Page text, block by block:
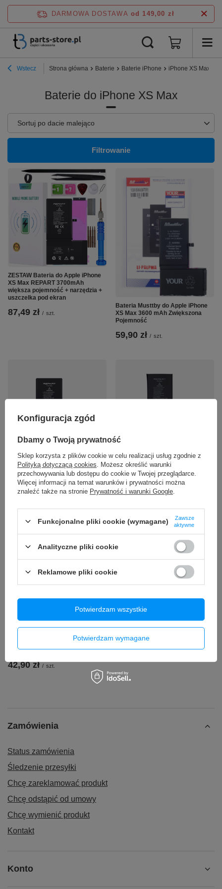
DARMOWA DOSTAWA od 149,00 zł
Wstecz Strona główna Baterie Baterie iPhone iPhone XS Max
Baterie do iPhone XS Max
Zmień sortowanie
Sortuj po dacie malejąco
Filtrowanie
ZESTAW Bateria do Apple iPhone
XS Max REPART 3700mAh
większa pojemność + narzędzia +
uszczelka pod ekran
87,49 zł / szt.
Bateria Musttby do Apple iPhone
XS Max 3600 mAh Zwiększona
Pojemność
59,90 zł / szt.
Bateria do Apple iPhone XS Max
REPART 3700mAh większa
pojemność
74,95 zł
Bateria do Apple iPhone XS Max
3174mAh bez BMS
21,17 zł / szt.
Bateria Apple iPhone XS Max
3174mAh
42,90 zł / szt.
Zamówienia
Status zamówienia
Śledzenie przesyłki
Chcę zareklamować produkt
Chcę odstąpić od umowy
Chcę wymienić produkt
Kontakt
Konto
Konfiguracja zgód
Dbamy o Twoją prywatność
Sklep korzysta z plików cookie w celu realizacji usług zgodnie z
Polityką dotyczącą cookies . Możesz określić warunki
przechowywania lub dostępu do cookie w Twojej przeglądarce.
Więcej informacji na temat warunków i prywatności można
znaleźć także na stronie Prywatność i warunki Google
Funkcjonalne pliki cookie (wymagane)
Zawsze
aktywne
Analityczne pliki cookie
Reklamowe pliki cookie
Potwierdzam wymagane
Potwierdzam wszystkie